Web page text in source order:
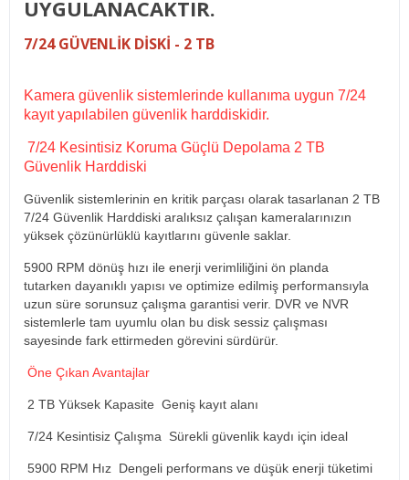
UYGULANACAKTIR.
7/24 GÜVENLİK DİSKİ - 2 TB
Kamera güvenlik sistemlerinde kullanıma uygun 7/24
kayıt yapılabilen güvenlik harddiskidir.
7/24 Kesintisiz Koruma Güçlü Depolama 2 TB
Güvenlik Harddiski
Güvenlik sistemlerinin en kritik parçası olarak tasarlanan 2 TB
7/24 Güvenlik Harddiski aralıksız çalışan kameralarınızın
yüksek çözünürlüklü kayıtlarını güvenle saklar.
5900 RPM dönüş hızı ile enerji verimliliğini ön planda
tutarken dayanıklı yapısı ve optimize edilmiş performansıyla
uzun süre sorunsuz çalışma garantisi verir. DVR ve NVR
sistemlerle tam uyumlu olan bu disk sessiz çalışması
sayesinde fark ettirmeden görevini sürdürür.
Öne Çıkan Avantajlar
2 TB Yüksek Kapasite Geniş kayıt alanı
7/24 Kesintisiz Çalışma Sürekli güvenlik kaydı için ideal
5900 RPM Hız Dengeli performans ve düşük enerji tüketimi